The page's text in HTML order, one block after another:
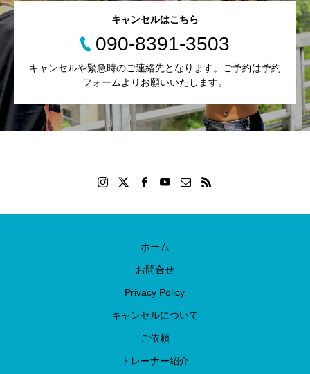
キャンセルはこちら
090-8391-3503
キャンセルや緊急時のご連絡先となります。ご予約は予約
フォームよりお願いいたします。
ホーム
お問合せ
Privacy Policy
キャンセルについて
ご依頼
トレーナー紹介